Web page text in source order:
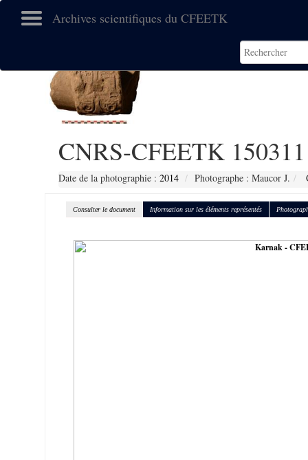
Archives scientifiques du CFEETK
CNRS-CFEETK 150311
Date de la photographie : 2014 Photographe : Maucor J.
Consulter le document Information sur les éléments représentés